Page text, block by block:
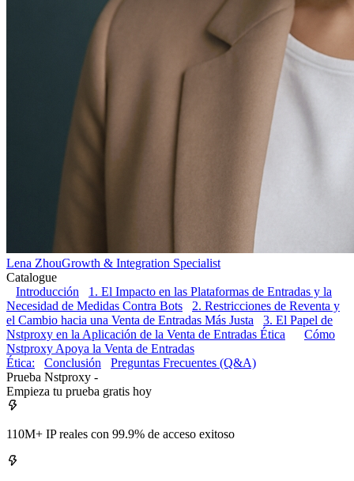
Lena ZhouGrowth & Integration Specialist
Catalogue
Introducción
1. El Impacto en las Plataformas de Entradas y la
Necesidad de Medidas Contra Bots
2. Restricciones de Reventa y
el Cambio hacia una Venta de Entradas Más Justa
3. El Papel de
Nstproxy en la Aplicación de la Venta de Entradas Ética
Cómo
Nstproxy Apoya la Venta de Entradas
Ética:
Conclusión
Preguntas Frecuentes (Q&A)
Prueba Nstproxy -
Empieza tu prueba gratis hoy
110M+ IP reales con 99.9% de acceso exitoso